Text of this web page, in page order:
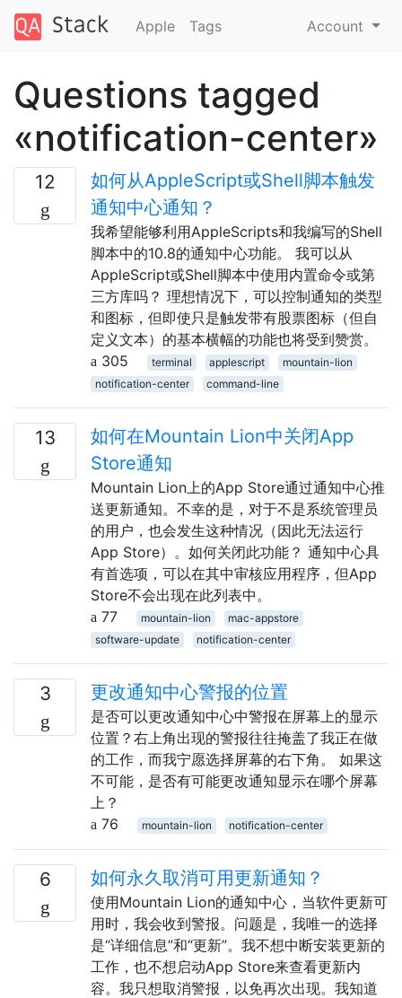
Apple Tags Account
Questions tagged
«notification-center»
12
如何从AppleScript或Shell脚本触发
通知中心通知？
我希望能够利用AppleScripts和我编写的Shell
脚本中的10.8的通知中心功能。 我可以从
AppleScript或Shell脚本中使用内置命令或第
三方库吗？ 理想情况下，可以控制通知的类型
和图标，但即使只是触发带有股票图标（但自
定义文本）的基本横幅的功能也将受到赞赏。
305
terminal applescript
mountain-lion
notification-center
command-line
13
如何在Mountain Lion中关闭App
Store通知
Mountain Lion上的App Store通过通知中心推
送更新通知。不幸的是，对于不是系统管理员
的用户，也会发生这种情况（因此无法运行
App Store）。如何关闭此功能？ 通知中心具
有首选项，可以在其中审核应用程序，但App
Store不会出现在此列表中。
77
mountain-lion
mac-appstore
software-update
notification-center
3 更改通知中心警报的位置
是否可以更改通知中心中警报在屏幕上的显示
位置？右上角出现的警报往往掩盖了我正在做
的工作，而我宁愿选择屏幕的右下角。 如果这
不可能，是否有可能更改通知显示在哪个屏幕
上？
76
mountain-lion notification-center
6 如何永久取消可用更新通知？
使用Mountain Lion的通知中心，当软件更新可
用时，我会收到警报。问题是，我唯一的选择
是“详细信息”和“更新”。我不想中断安装更新的
工作，也不想启动App Store来查看更新内
容。我只想取消警报，以免再次出现。我知道